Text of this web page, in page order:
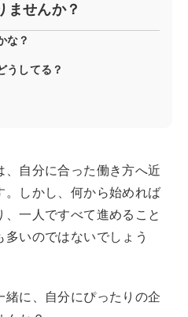
ませんか？
な？
うしてる？
自分に合った働き方へ近
しかし、何から始めれば
一人ですべて進めること
いのではないでしょう
に、自分にぴったりの企